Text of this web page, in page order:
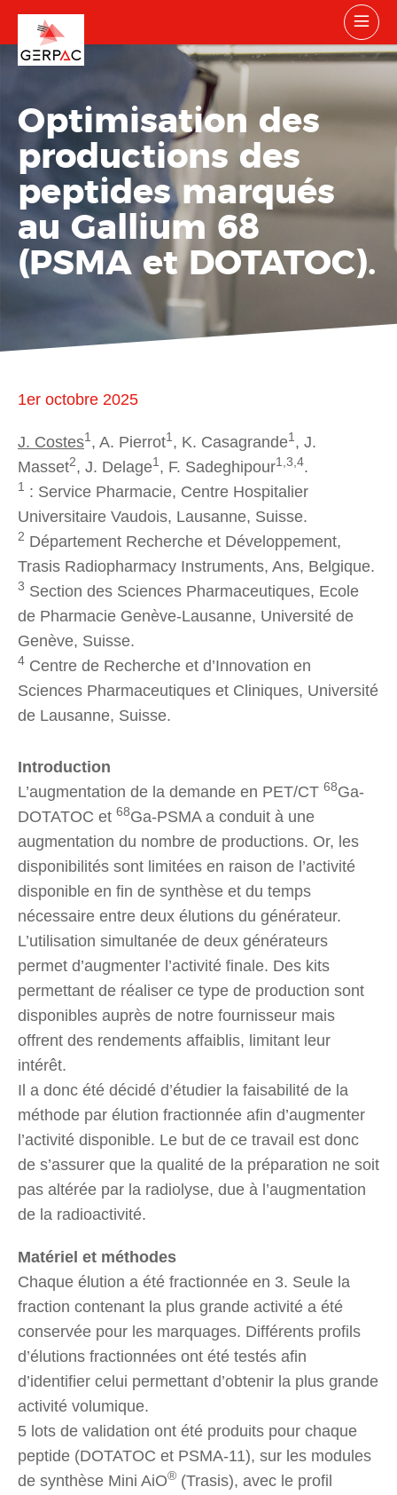
Optimisation des
productions des
peptides marqués
au Gallium 68
(PSMA et DOTATOC).
1er octobre 2025
J. Costes1 , A. Pierrot1 , K. Casagrande1 , J.
Masset2, J. Delage1 , F. Sadeghipour1,3,4.
1
: Service Pharmacie, Centre Hospitalier
Universitaire Vaudois, Lausanne, Suisse.
2 Département Recherche et Développement,
Trasis Radiopharmacy Instruments, Ans, Belgique.
3 Section des Sciences Pharmaceutiques, Ecole
de Pharmacie Genève-Lausanne, Université de
Genève, Suisse.
4 Centre de Recherche et d’Innovation en
Sciences Pharmaceutiques et Cliniques, Université
de Lausanne, Suisse.
Introduction
L’augmentation de la demande en PET/CT 68Ga-
DOTATOC et 68Ga-PSMA a conduit à une
augmentation du nombre de productions. Or, les
disponibilités sont limitées en raison de l’activité
disponible en fin de synthèse et du temps
nécessaire entre deux élutions du générateur.
L’utilisation simultanée de deux générateurs
permet d’augmenter l’activité finale. Des kits
permettant de réaliser ce type de production sont
disponibles auprès de notre fournisseur mais
offrent des rendements affaiblis, limitant leur
intérêt.
Il a donc été décidé d’étudier la faisabilité de la
méthode par élution fractionnée afin d’augmenter
l’activité disponible. Le but de ce travail est donc
de s’assurer que la qualité de la préparation ne soit
pas altérée par la radiolyse, due à l’augmentation
de la radioactivité.
Matériel et méthodes
Chaque élution a été fractionnée en 3. Seule la
fraction contenant la plus grande activité a été
conservée pour les marquages. Différents profils
d’élutions fractionnées ont été testés afin
d’identifier celui permettant d’obtenir la plus grande
activité volumique.
5 lots de validation ont été produits pour chaque
peptide (DOTATOC et PSMA-11), sur les modules
de synthèse Mini AiO® (Trasis), avec le profil